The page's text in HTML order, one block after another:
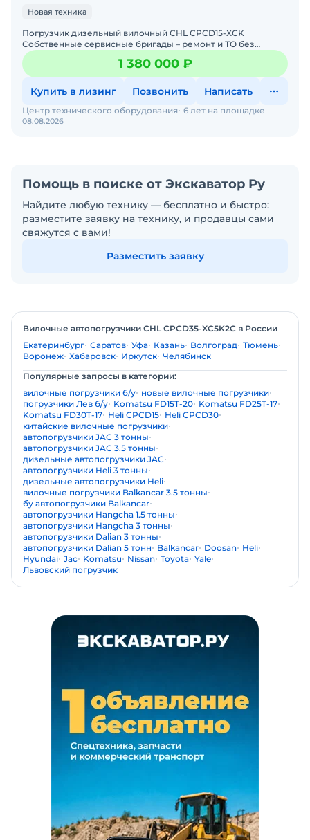
Новая техника
Погрузчик дизельный вилочный CHL CPCD15-XCK
Собственные сервисные бригады – ремонт и ТО без
простоев. Гарантия 12 месяцев + постгарантийное
1 380 000 ₽
Купить в лизинг Позвонить Написать
08.08.2026
Центр технического оборудования 6 лет на площадке
Помощь в поиске от Экскаватор Ру
Найдите любую технику — бесплатно и быстро:
разместите заявку на технику, и продавцы сами
свяжутся с вами!
Разместить заявку
Вилочные автопогрузчики CHL CPCD35-XC5K2C в России
Екатеринбург Саратов Уфа Казань Волгоград Тюмень
Воронеж Хабаровск Иркутск Челябинск
Популярные запросы в категории:
вилочные погрузчики б/у новые вилочные погрузчики
погрузчики Лев б/у Komatsu FD15T-20 Komatsu FD25T-17
Komatsu FD30T-17 Heli CPCD15 Heli CPCD30
китайские вилочные погрузчики
автопогрузчики JAC 3 тонны
автопогрузчики JAC 3.5 тонны
дизельные автопогрузчики JAC
автопогрузчики Heli 3 тонны
дизельные автопогрузчики Heli
вилочные погрузчики Balkancar 3.5 тонны
бу автопогрузчики Balkancar
автопогрузчики Hangcha 1.5 тонны
автопогрузчики Hangcha 3 тонны
автопогрузчики Dalian 3 тонны
автопогрузчики Dalian 5 тонн
Balkancar Doosan Heli
Hyundai Jac Komatsu Nissan Toyota Yale
Львовский погрузчик